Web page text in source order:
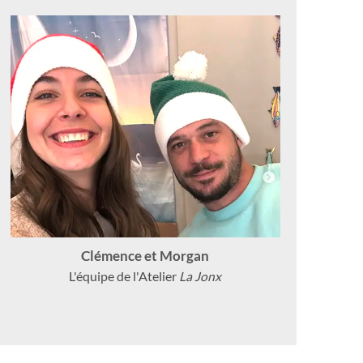
Clémence et Morgan
L'équipe de l'Atelier La Jonx